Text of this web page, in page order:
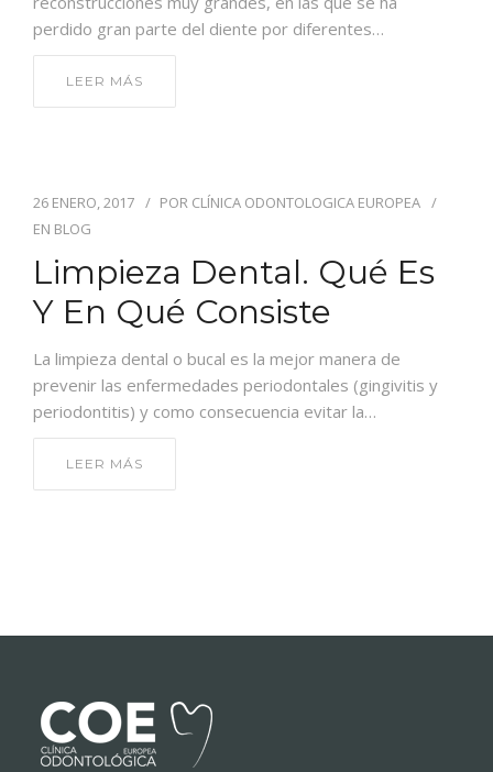
perdido gran parte del diente por diferentes…
LEER MÁS
26 ENERO, 2017 POR CLÍNICA ODONTOLOGICA EUROPEA
EN BLOG
Limpieza Dental. Qué Es
Y En Qué Consiste
La limpieza dental o bucal es la mejor manera de
prevenir las enfermedades periodontales (gingivitis y
periodontitis) y como consecuencia evitar la…
LEER MÁS